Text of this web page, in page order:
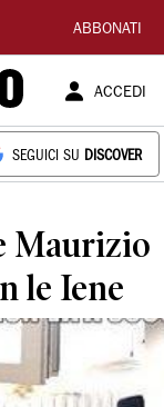
ABBONATI
ACCEDI
SEGUICI SU DISCOVER
Maurizio
le Iene